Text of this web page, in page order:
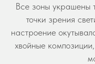
Все зоны украшены
точки зрения
настроение
хвойные